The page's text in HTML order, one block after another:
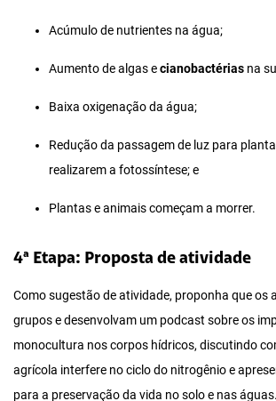
Acúmulo de nutrientes na água;
Aumento de algas ecianobactérias na
Baixa oxigenação da água;
Redução da passagem de luz para
realizarem a fotossíntese; e
Plantas e animais começam a morrer.
4ª Etapa: Proposta de atividade
Como sugestão de atividade, proponha que os
grupos e desenvolvam um podcast sobre os
monocultura nos corpos hídricos, discutindo
agrícola interfere no ciclo do nitrogênio e
para a preservação da vida no solo e nas